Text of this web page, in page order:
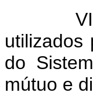
VII -
utilizados
do
mútuo e